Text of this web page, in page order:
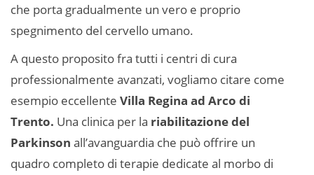
che porta gradualmente un vero e proprio
spegnimento del cervello umano.
A questo proposito fra tutti i centri di cura
professionalmente avanzati, vogliamo citare come
esempio eccellente Villa Regina ad Arco di
Trento. Una clinica per la riabilitazione del
Parkinson all’avanguardia che può offrire un
quadro completo di terapie dedicate al morbo di